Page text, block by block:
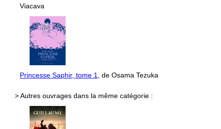
Viacava
Princesse Saphir, tome 1, de Osama Tezuka
> Autres ouvrages dans la même catégorie :